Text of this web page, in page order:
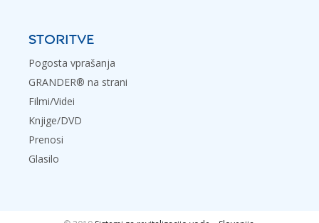
STORITVE
Pogosta vprašanja
GRANDER® na strani
Filmi/Videi
Knjige/DVD
Prenosi
Glasilo